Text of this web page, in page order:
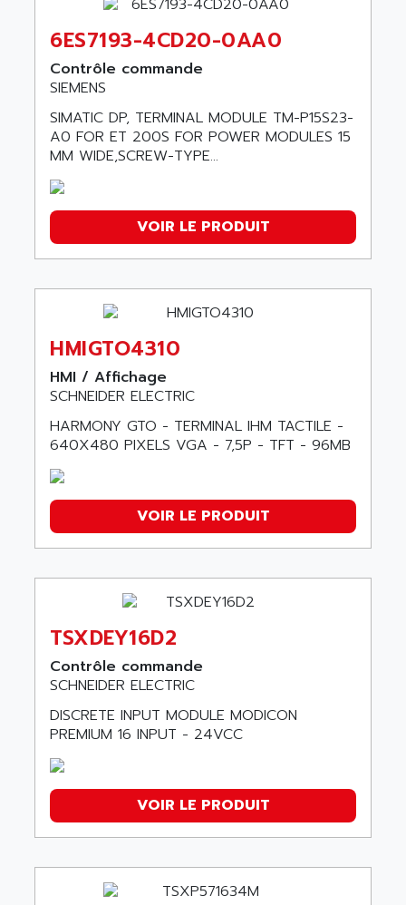
6ES7193-4CD20-0AA0
Contrôle commande
SIEMENS
SIMATIC DP, TERMINAL MODULE TM-P15S23-
A0 FOR ET 200S FOR POWER MODULES 15
MM WIDE,SCREW-TYPE...
VOIR LE PRODUIT
HMIGTO4310
HMI / Affichage
SCHNEIDER ELECTRIC
HARMONY GTO - TERMINAL IHM TACTILE -
640X480 PIXELS VGA - 7,5P - TFT - 96MB
VOIR LE PRODUIT
TSXDEY16D2
Contrôle commande
SCHNEIDER ELECTRIC
DISCRETE INPUT MODULE MODICON
PREMIUM 16 INPUT - 24VCC
VOIR LE PRODUIT